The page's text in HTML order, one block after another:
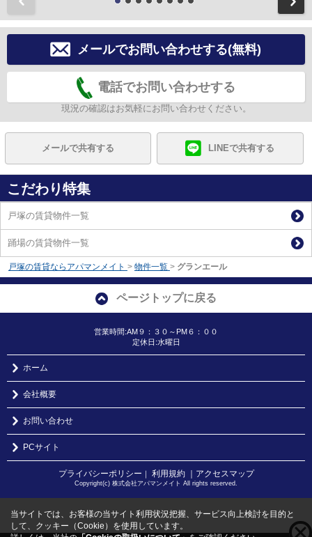
メールでお問い合わせする(無料)
電話でお問い合わせする
現況の確認はお気軽にお問い合わせください。
メールで共有する LINEで共有する
こだわり特集
戸塚の賃貸物件一覧
踊場の賃貸物件一覧
戸塚の賃貸ならアパマンメイト > 物件一覧 > グランエール
ページトップに戻る
営業時間:AM９：３０～PM６：００
定休日:水曜日
ホーム
会社概要
お問い合わせ
PCサイト
プライバシーポリシー 利用規約 ｜アクセスマップ
Copyright(c) 株式会社アパマンメイト All rights reserved.
当サイトでは、お客様の当サイト利用状況把握、サービス向上検討を目的と
して、クッキー（Cookie）を使用しています。